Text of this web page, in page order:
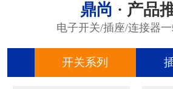
鼎尚 · 产品
电子开关/插座/连接器
开关系列